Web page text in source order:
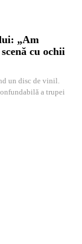
„Am
cu ochii
un disc de vinil.
a trupei